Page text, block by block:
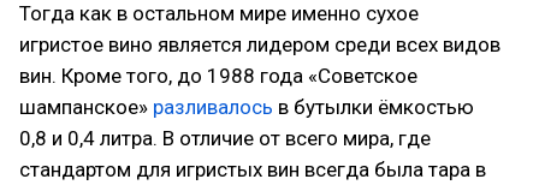
Тогда как в остальном мире именно сухое
игристое вино является лидером среди всех видов
вин. Кроме того, до 1988 года «Советское
шампанское» разливалось в бутылки ёмкостью
0,8 и 0,4 литра. В отличие от всего мира, где
стандартом для игристых вин всегда была тара в